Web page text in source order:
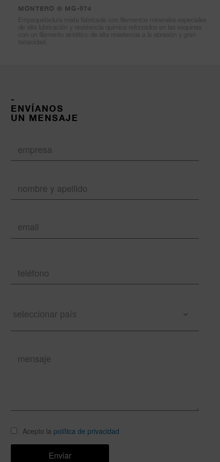
MONTERO ® MG-974
Empaquetadura mixta fabricada con filamentos minerales especiales
de alta lubricación y resistencia química reforzados en las esquinas
con un filamento sintético de alta resistencia a la abrasión y gran
tenacidad.
-
ENVÍANOS
UN MENSAJE
Acepto la política de privacidad